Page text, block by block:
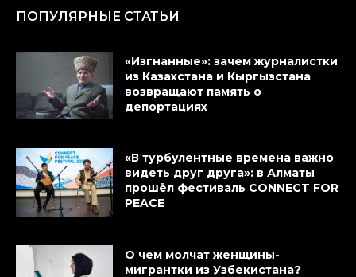
ПОПУЛЯРНЫЕ СТАТЬИ
«Изгнанные»: зачем журналистки
из Казахстана и Кыргызстана
возвращают память о
депортациях
«В турбулентные времена важно
видеть друг друга»: в Алматы
прошёл фестиваль CONNECT FOR
PEACE
О чем молчат женщины-
мигрантки из Узбекистана?